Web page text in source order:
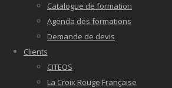
Catalogue de formation
Agenda des formations
Demande de devis
Clients
CITEOS
La Croix Rouge Française